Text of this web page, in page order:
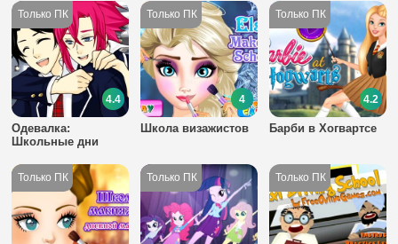
Одевалка:
Школьные дни
4.4
Школа визажистов
4
Барби в Хогвартсе
4.2